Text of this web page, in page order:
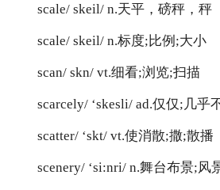
scale/ skeil/ n.天平，磅秤，秤
scale/ skeil/ n.标度;比例;大小
scan/ skn/ vt.细看;浏览;扫描
scarcely/ ‘skesli/ ad.仅仅;几乎
scatter/ ‘skt/ vt.使消散;撒;散播
scenery/ ‘si:nri/ n.舞台布景;风